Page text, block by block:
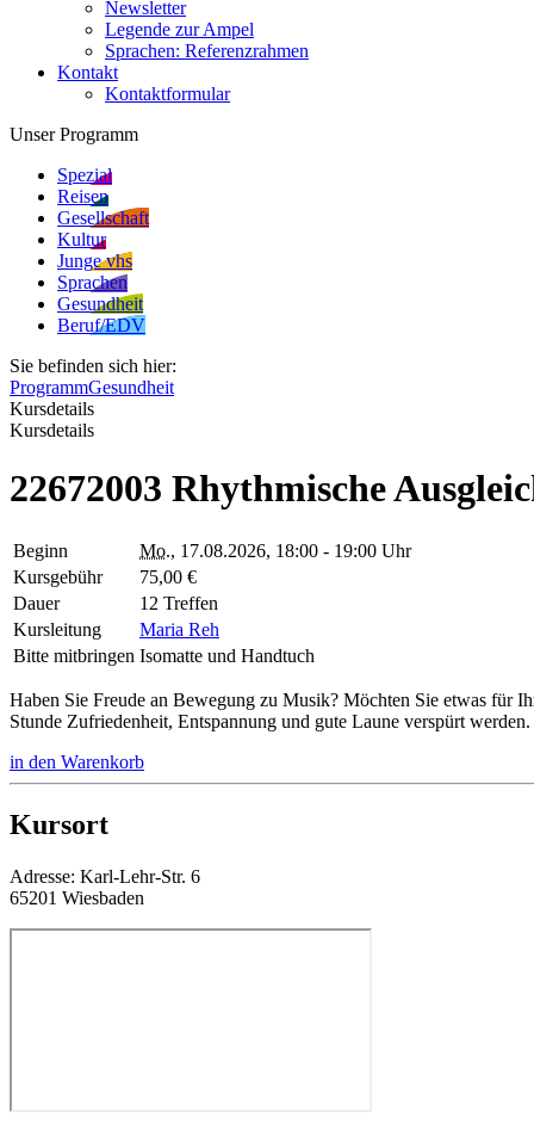
Newsletter
Legende zur Ampel
Sprachen: Referenzrahmen
Kontakt
Kontaktformular
Unser Programm
Spezial
Reisen
Gesellschaft
Kultur
Junge vhs
Sprachen
Gesundheit
Beruf/EDV
Sie befinden sich hier:
ProgrammGesundheit
Kursdetails
Kursdetails
22672003 Rhythmische
Beginn Mo., 17.08.2026, 18:00 - 19:00 Uhr
Kursgebühr
75,00 €
Dauer
12 Treffen
Kursleitung
Maria Reh
Bitte mitbringen Isomatte und Handtuch
Haben Sie Freude an Bewegung zu Musik? Möchten Sie etwas für
Stunde Zufriedenheit, Entspannung und gute Laune verspürt werden.
in den Warenkorb
Kursort
Adresse: Karl-Lehr-Str. 6
65201 Wiesbaden